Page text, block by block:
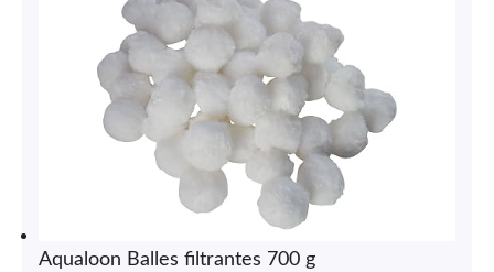
Aqualoon Balles filtrantes 700 g